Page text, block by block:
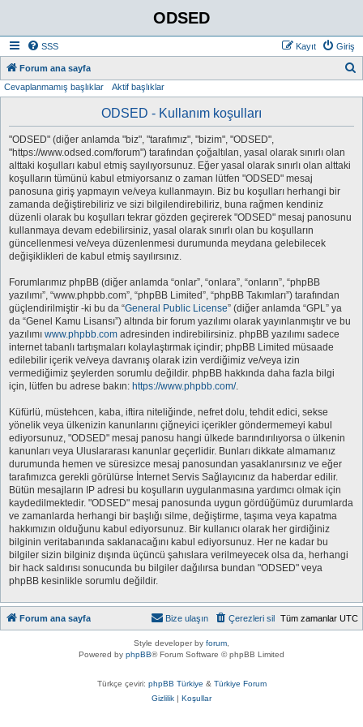
ODSED
SSS Giriş
Kayıt
Forum ana sayfa
Cevaplanmamış başlıklar Aktif başlıklar
ODSED - Kullanım koşulları
"ODSED" (diğer anlamda "biz", "tarafımız", "bizim", "ODSED",
"https://www.odsed.com/forum") tarafından çoğaltılan, yasal olarak sınırlı olan
alttaki koşulları kabul etmiş sayılıyorsunuz. Eğer yasal olarak sınırlı olan alttaki
koşulların tümünü kabul etmiyorsanız o zaman lütfen "ODSED" mesaj
panosuna giriş yapmayın ve/veya kullanmayın. Biz bu koşulları herhangi bir
zamanda değiştirebiliriz ve sizi bilgilendirebiliriz, buna rağmen kendiniz
düzenli olarak bu koşulları tekrar gözden geçirerek "ODSED" mesaj panosunu
kullanmaya devam edebilirsiniz, yasal olarak sınırlı olan bu koşulların
güncellenmesi ve/veya düzenlenmesi durumunda meydana gelebilecek
değişiklikleri de kabul etmiş sayılırsınız.
Forumlarımız phpBB (diğer anlamda “onlar”, “onlara”, “onların”, “phpBB
yazılımı”, “www.phpbb.com”, “phpBB Limited”, “phpBB Takımları”) tarafından
güçlendirilmiştir -ki bu da “General Public License” (diğer anlamda “GPL” ya
da “Genel Kamu Lisansı”) altında bir forum yazılımı olarak yayınlanmıştır ve bu
yazılımı www.phpbb.com adresinden indirebilirsiniz. phpBB yazılımı sadece
internet tabanlı tartışmaları kolaylaştırmak içindir; phpBB Limited müsaade
edilebilir içerik ve/veya davranış olarak izin verdiğimiz ve/veya izin
vermediğimiz şeylerden sorumlu değildir. phpBB hakkında daha fazla bilgi
için, lütfen bu adrese bakın: https://www.phpbb.com/.
Küfürlü, müstehcen, kaba, iftira niteliğinde, nefret dolu, tehdit edici, sekse
yönelik veya ülkenizin kanunlarını çiğneyici içerikler göndermemeyi kabul
ediyorsunuz, "ODSED" mesaj panosu hangi ülkede barındırılıyorsa o ülkenin
kanunları veya Uluslararası kanunlar geçerlidir. Bunları dikkate almamanız
durumunda hemen ve süresizce mesaj panosundan yasaklanırsınız ve eğer
tarafımızca gerekli görülürse İnternet Servis Sağlayıcınız da haberdar edilir.
Bütün mesajların IP adresi bu koşulların uygulanmasına yardımcı olmak için
kaydedilmektedir. "ODSED" mesaj panosunda uygun gördüğümüz durumlarda
ve zamanlarda herhangi bir başlığı silme, değiştirme, taşıma veya kapatma
hakkımızın olduğunu kabul ediyorsunuz. Bir kullanıcı olarak her girdiğiniz
bilginin veritabanında saklanacağını kabul ediyorsunuz. Her ne kadar bu
bilgiler sizin bilginiz dışında üçüncü şahıslara verilmeyecek olsa da, herhangi
bir hack saldırısı sonucunda bu bilgiler dağılırsa bundan "ODSED" veya
phpBB kesinlikle sorumlu değildir.
Forum ana sayfa Tüm zamanlar UTC
Çerezleri sil
Bize ulaşın
Style developer by forum
Powered by phpBB® Forum Software © phpBB Limited
Türkçe çeviri: phpBB Türkiye & Türkiye Forum
Gizlilik | Koşullar